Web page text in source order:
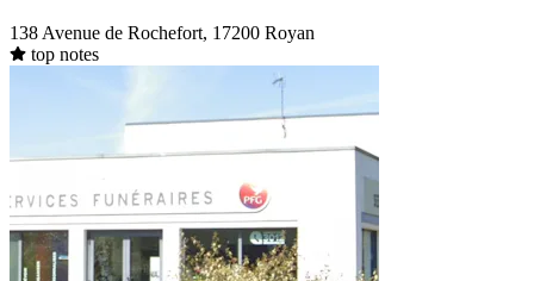
138 Avenue de Rochefort, 17200 Royan
top notes